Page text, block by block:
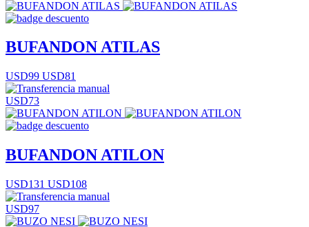
BUFANDON ATILAS
USD99 USD81
USD73
BUFANDON ATILON
USD131 USD108
USD97